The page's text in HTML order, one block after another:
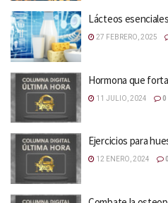
Lácteos
27 FEBRERO, 2025
Hormona que
11 JULIO, 2024 0
Ejercicios para
12 ENERO, 2024 0